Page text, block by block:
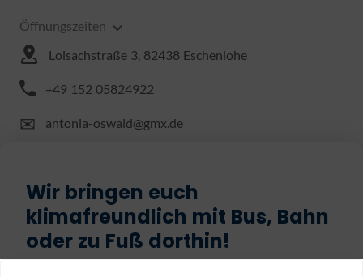
Öffnungszeiten
Loisachstraße 3, 82438 Eschenlohe
+49 152 05824922
✉ antonia-oswald@gmx.de
Wir bringen euch
klimafreundlich mit Bus, Bahn
oder zu Fuß dorthin!